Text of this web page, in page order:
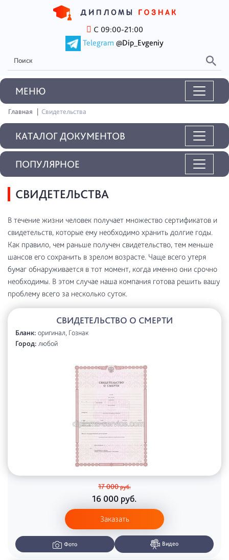
С 09:00-21:00
Telegram @Dip_Evgeniy
MEНЮ
Главная Свидетельства
КАТАЛОГ ДОКУМЕНТОВ
СВИДЕТЕЛЬСТВА
В течение жизни человек получает множество сертификатов и
свидетельств, которые ему необходимо хранить долгие годы.
Как правило, чем раньше получен свидетельство, тем меньше
шансов его сохранить в зрелом возрасте. Чаще всего утеря
бумаг обнаруживается в тот момент, когда именно они срочно
необходимы. В этом случае наша компания готова решить вашу
проблему всего за несколько суток.
СВИДЕТЕЛЬСТВО О СМЕРТИ
Бланк: оригинал, Гознак
Город: любой
17 000руб.
16 000 руб.
Заказать
Фото Видео
ПОПУЛЯРНОЕ